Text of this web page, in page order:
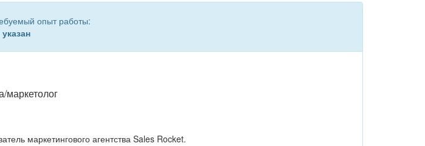
опыт работы:
маркетолог
маркетингового агентства Sales Rocket.